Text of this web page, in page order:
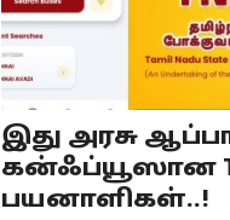
இது அரசு
கன்ஃப்யூஸான
பயனாளிகள்..!